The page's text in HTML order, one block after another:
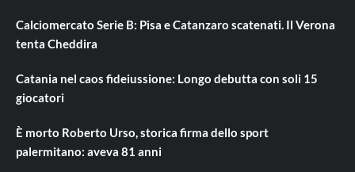
Calciomercato Serie B: Pisa e Catanzaro scatenati. Il Verona
tenta Cheddira
Catania nel caos fideiussione: Longo debutta con soli 15
giocatori
È morto Roberto Urso, storica firma dello sport
palermitano: aveva 81 anni